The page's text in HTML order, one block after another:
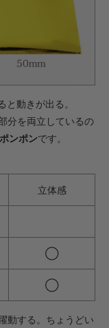
上】ｸﾞﾘｯﾌﾟ小
上】ｸﾞﾘｯﾌﾟ大
】ｸﾞﾘｯﾌﾟ小
)
仕上】ｸﾞﾘｯﾌﾟ小
上】ｸﾞﾘｯﾌﾟ大
上】ｸﾞﾘｯﾌﾟ小
)
上】ｸﾞﾘｯﾌﾟ大
動きが出る。
分を両立しているの
ンポンです。
立体感
◯
◯
動する。ちょうどい